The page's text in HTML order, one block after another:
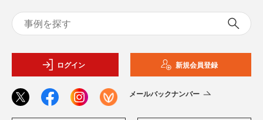
ログイン 新規会員登録
メールバックナンバー